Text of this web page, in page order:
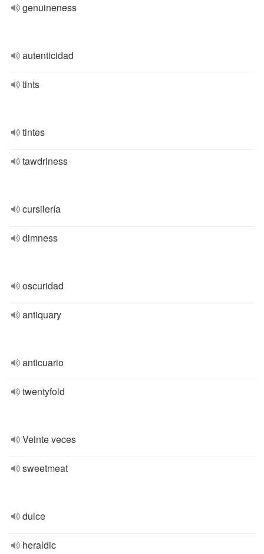
genuineness
autenticidad
tints
tintes
tawdriness
cursilería
dimness
oscuridad
antiquary
anticuario
twentyfold
Veinte veces
sweetmeat
dulce
heraldic